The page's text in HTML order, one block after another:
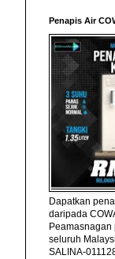
Penapis Air
Dapatkan
daripada
Peamasnagan
seluruh
SALINA-